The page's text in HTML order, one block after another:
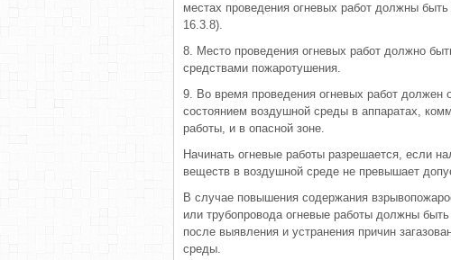
местах проведения огневых работ должны
16.3.8).
8. Место проведения огневых работ должно
средствами пожаротушения.
9. Во время проведения огневых работ должен
состоянием воздушной среды в аппаратах,
работы, и в опасной зоне.
Начинать огневые работы разрешается, если
веществ в воздушной среде не превышает
В случае повышения содержания
или трубопровода огневые работы должны
после выявления и устранения причин
среды.